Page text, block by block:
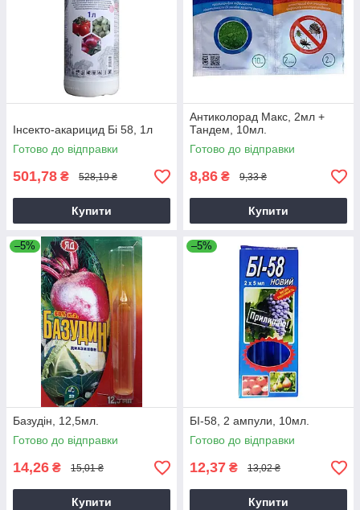
Інсекто-акарицид Бі 58, 1л
Готово до відправки
501,78 ₴ 528,19 ₴
Купити
Антиколорад Макс, 2мл +
Тандем, 10мл.
Готово до відправки
8,86 ₴ 9,33 ₴
Купити
–5%
Базудін, 12,5мл.
Готово до відправки
14,26 ₴ 15,01 ₴
Купити
–5%
БІ-58, 2 ампули, 10мл.
Готово до відправки
12,37 ₴ 13,02 ₴
Купити